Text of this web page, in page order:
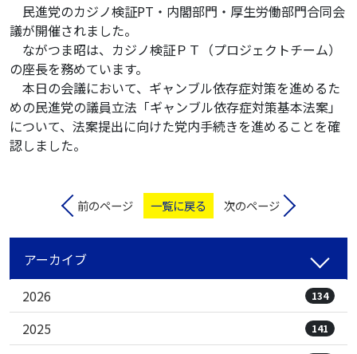
民進党のカジノ検証PT・内閣部門・厚生労働部門合同会
議が開催されました。
ながつま昭は、カジノ検証ＰＴ（プロジェクトチーム）
の座長を務めています。
本日の会議において、ギャンブル依存症対策を進めるた
めの民進党の議員立法「ギャンブル依存症対策基本法案」
について、法案提出に向けた党内手続きを進めることを確
認しました。
前のページ 一覧に戻る 次のページ
アーカイブ
2026
134
2025 141